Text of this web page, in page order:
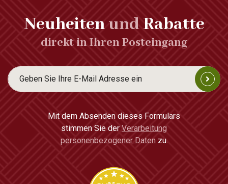
NeuheitenundRabatte
direkt in Ihren Posteingang
Mit dem Absenden dieses Formulars
stimmen Sie der Verarbeitung
personenbezogener Daten zu.